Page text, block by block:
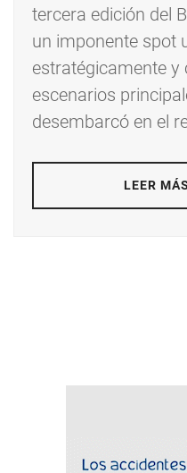
tercera edición del
un imponente spot
estratégicamente y
escenarios
desembarcó en el
LEER MÁS